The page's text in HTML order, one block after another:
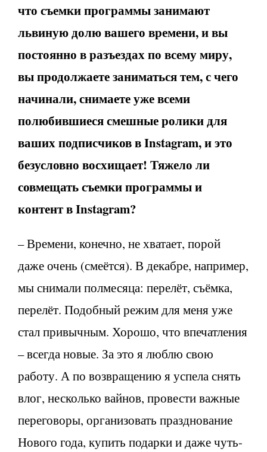
что съемки программы занимают
львиную долю вашего времени, и вы
постоянно в разъездах по всему миру,
вы продолжаете заниматься тем, с чего
начинали, снимаете уже всеми
полюбившиеся смешные ролики для
ваших подписчиков в Instagram, и это
безусловно восхищает! Тяжело ли
совмещать съемки программы и
контент в Instagram?
– Времени, конечно, не хватает, порой
даже очень (смеётся). В декабре, например,
мы снимали полмесяца: перелёт, съёмка,
перелёт. Подобный режим для меня уже
стал привычным. Хорошо, что впечатления
– всегда новые. За это я люблю свою
работу. А по возвращению я успела снять
влог, несколько вайнов, провести важные
переговоры, организовать празднование
Нового года, купить подарки и даже чуть-